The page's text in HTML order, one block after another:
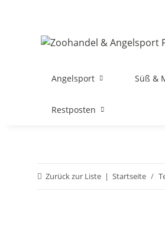
Angelsport Süß &
Restposten
Zurück zur Liste Startseite